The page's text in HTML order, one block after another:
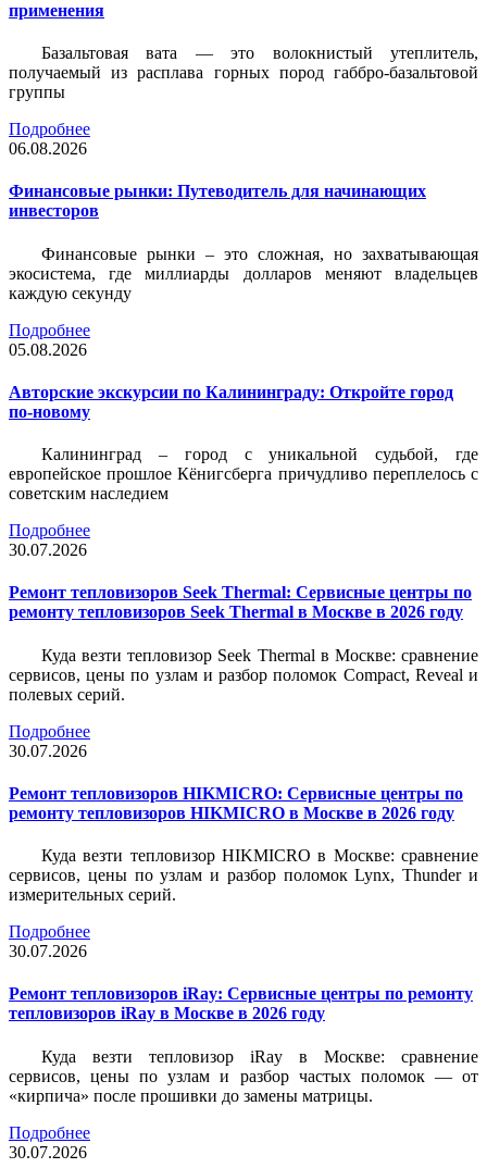
применения
Базальтовая вата — это волокнистый утеплитель,
получаемый из расплава горных пород габбро-базальтовой
группы
Подробнее
06.08.2026
Финансовые рынки: Путеводитель для начинающих
инвесторов
Финансовые рынки – это сложная, но захватывающая
экосистема, где миллиарды долларов меняют владельцев
каждую секунду
Подробнее
05.08.2026
Авторские экскурсии по Калининграду: Откройте город
по-новому
Калининград – город с уникальной судьбой, где
европейское прошлое Кёнигсберга причудливо переплелось с
советским наследием
Подробнее
30.07.2026
Ремонт тепловизоров Seek Thermal: Сервисные центры по
ремонту тепловизоров Seek Thermal в Москве в 2026 году
Куда везти тепловизор Seek Thermal в Москве: сравнение
сервисов, цены по узлам и разбор поломок Compact, Reveal и
полевых серий.
Подробнее
30.07.2026
Ремонт тепловизоров HIKMICRO: Сервисные центры по
ремонту тепловизоров HIKMICRO в Москве в 2026 году
Куда везти тепловизор HIKMICRO в Москве: сравнение
сервисов, цены по узлам и разбор поломок Lynx, Thunder и
измерительных серий.
Подробнее
30.07.2026
Ремонт тепловизоров iRay: Сервисные центры по ремонту
тепловизоров iRay в Москве в 2026 году
Куда везти тепловизор iRay в Москве: сравнение
сервисов, цены по узлам и разбор частых поломок — от
«кирпича» после прошивки до замены матрицы.
Подробнее
30.07.2026